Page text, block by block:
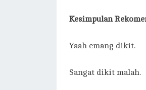
Kesimpulan
Yaah emang dikit.
Sangat dikit malah.